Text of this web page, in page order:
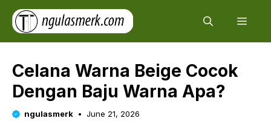
Skip
content
Celana Warna Beige Cocok
Dengan Baju Warna Apa?
ngulasmerk June 21, 2026